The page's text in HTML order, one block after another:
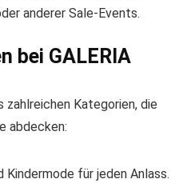
anderer Sale-Events.
bei GALERIA
Kategorien, die
abdecken:
Kindermode für jeden Anlass.